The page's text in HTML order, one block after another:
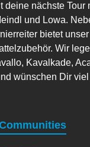
nächste
und Lowa.
bietet
Wir
Kavalkade,
wünschen Dir